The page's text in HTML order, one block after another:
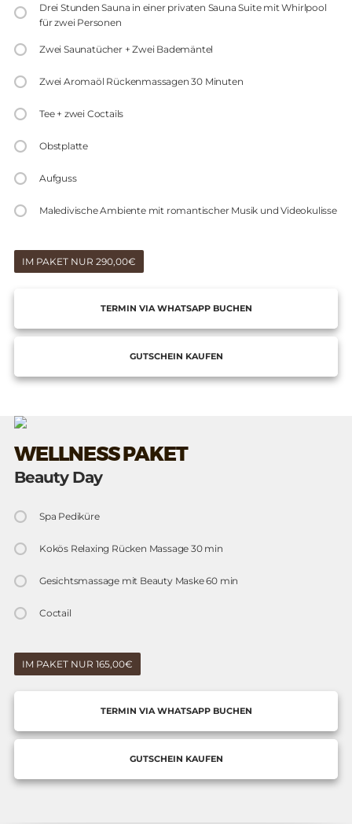
Drei Stunden Sauna in einer privaten Sauna Suite mit Whirlpool
für zwei Personen
Zwei Saunatücher + Zwei Bademäntel
Zwei Aromaöl Rückenmassagen 30 Minuten
Tee + zwei Coctails
Obstplatte
Aufguss
Maledivische Ambiente mit romantischer Musik und Videokulisse
IM PAKET NUR 290,00€
TERMIN VIA WHATSAPP BUCHEN
GUTSCHEIN KAUFEN
WELLNESS PAKET
Beauty Day
Spa Pediküre
Kokös Relaxing Rücken Massage 30 min
Gesichtsmassage mit Beauty Maske 60 min
Coctail
IM PAKET NUR 165,00€
TERMIN VIA WHATSAPP BUCHEN
GUTSCHEIN KAUFEN